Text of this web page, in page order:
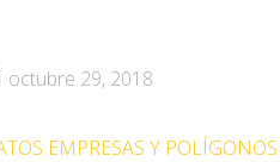
octubre 29, 2018
EMPRESAS Y